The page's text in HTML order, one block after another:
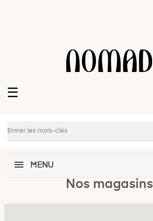
Basculer
☰
MENU
Nos magasins